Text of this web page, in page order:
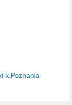
k.Poznania